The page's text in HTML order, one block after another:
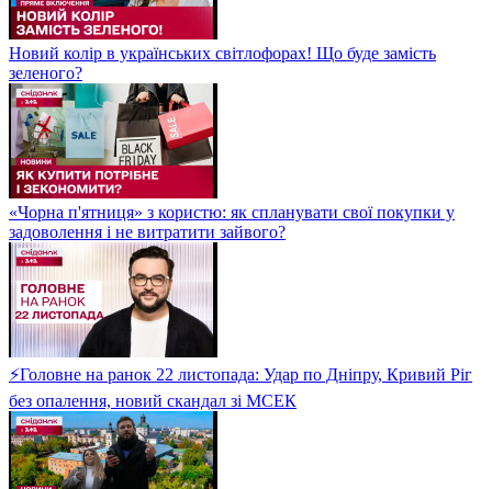
Новий колір в українських світлофорах! Що буде замість
зеленого?
«Чорна п'ятниця» з користю: як спланувати свої покупки у
задоволення і не витратити зайвого?
⚡Головне на ранок 22 листопада: Удар по Дніпру, Кривий Ріг
без опалення, новий скандал зі МСЕК